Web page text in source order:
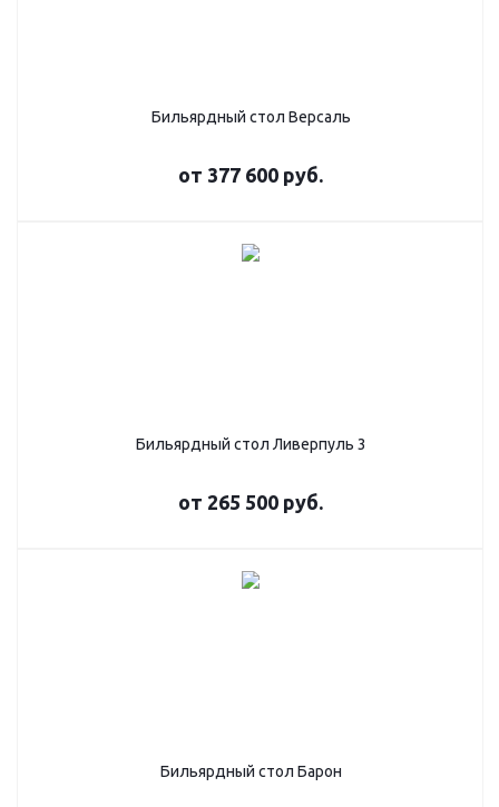
Бильярдный стол Версаль
от 377 600 руб.
Бильярдный стол Ливерпуль 3
от 265 500 руб.
Бильярдный стол Барон